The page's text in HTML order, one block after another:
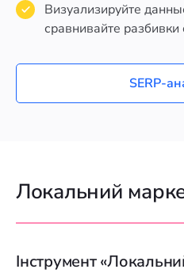
Визуализируйте
сравнивайте разбивки
SERP-
Локальний
Інструмент